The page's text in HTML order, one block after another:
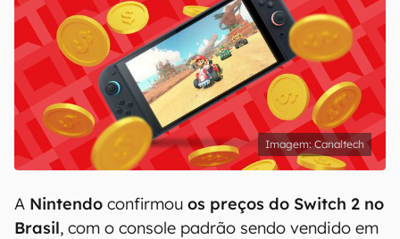
Canaltech
A Nintendo confirmou os preços do Switch 2 no
Brasil, com o console padrão sendo vendido em